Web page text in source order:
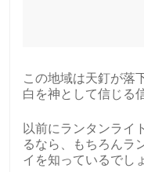
この地域は天釘が落
白を神として信じる
以前にランタンライ
るなら、もちろんラ
イを知っているでし